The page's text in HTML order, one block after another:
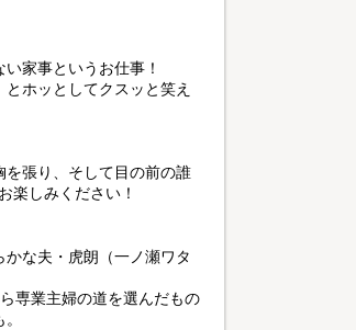
家事というお仕事！
ホッとしてクスッと笑え
張り、そして目の前の誰
楽しみください！
な夫・虎朗（一ノ瀬ワタ
専業主婦の道を選んだもの